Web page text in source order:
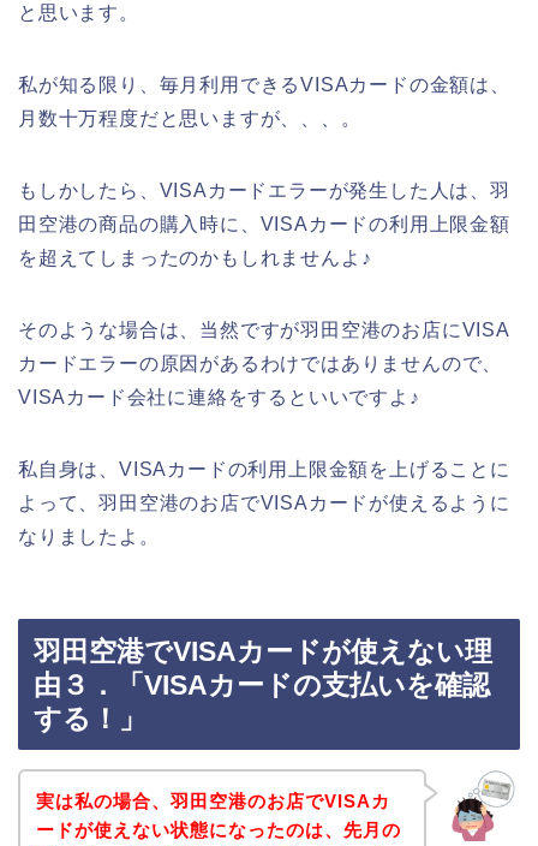
と思います。
私が知る限り、毎月利用できるVISAカードの金額は、
月数十万程度だと思いますが、、、。
もしかしたら、VISAカードエラーが発生した人は、羽
田空港の商品の購入時に、VISAカードの利用上限金額
を超えてしまったのかもしれませんよ♪
そのような場合は、当然ですが羽田空港のお店にVISA
カードエラーの原因があるわけではありませんので、
VISAカード会社に連絡をするといいですよ♪
私自身は、VISAカードの利用上限金額を上げることに
よって、羽田空港のお店でVISAカードが使えるように
なりましたよ。
羽田空港でVISAカードが使えない理
由３．「VISAカードの支払いを確認
する！」
実は私の場合、羽田空港のお店でVISAカ
ードが使えない状態になったのは、先月の